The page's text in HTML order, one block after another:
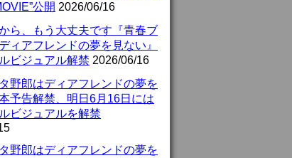
公開 2026/06/16
ら、もう大丈夫です『青春ブ
ィアフレンドの夢を見ない』
ビジュアル解禁 2026/06/16
タ野郎はディアフレンドの夢を
予告解禁、明日6月16日には
ビジュアルを解禁
タ野郎はディアフレンドの夢を